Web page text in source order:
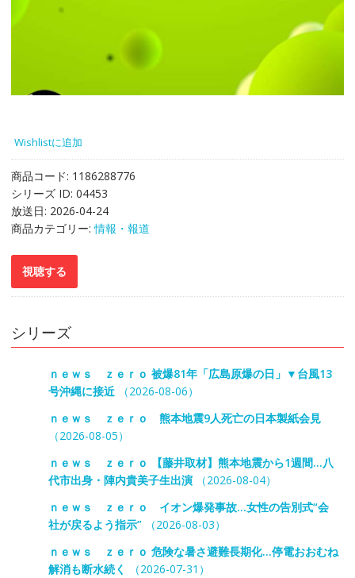
Wishlistに追加
商品コード: 1186288776
シリーズ ID: 04453
放送日: 2026-04-24
商品カテゴリー:情報・報道
シリーズ
ｎｅｗｓ ｚｅｒｏ 被爆81年「広島原爆の日」▼台風13
号沖縄に接近（2026-08-06）
ｎｅｗｓ ｚｅｒｏ 熊本地震9人死亡の日本製紙会見
（2026-08-05）
ｎｅｗｓ ｚｅｒｏ 【藤井取材】熊本地震から1週間…八
代市出身・陣内貴美子生出演（2026-08-04）
ｎｅｗｓ ｚｅｒｏ イオン爆発事故…女性の告別式“会
社が戻るよう指示”（2026-08-03）
ｎｅｗｓ ｚｅｒｏ 危険な暑さ避難長期化…停電おおむね
解消も断水続く
（2026-07-31）